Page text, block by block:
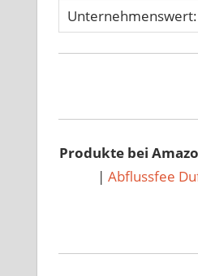
Unternehmenswert:
Produkte bei
| Abflussfee